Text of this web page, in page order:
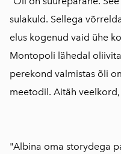
sulakuld. Sellega
elus kogenud vaid ühe
Montopoli lähedal
perekond valmistas õli
meetodil. Aitäh
"Albina oma storydega